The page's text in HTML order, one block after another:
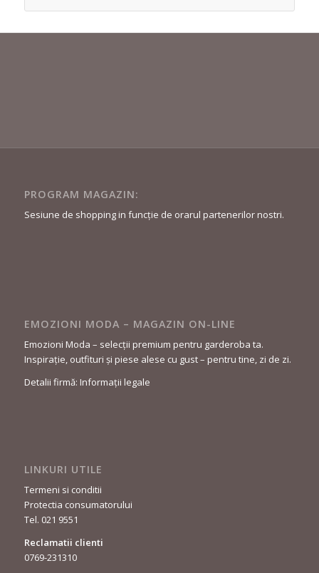
PROGRAM MAGAZIN:
Sesiune de shopping in funcție de orarul partenerilor nostri.
EMOZIONI MODA – MAGAZIN ON-LINE
Emozioni Moda – selecții premium pentru garderoba ta.
Inspirație, outfituri și piese alese cu gust – pentru tine, zi de zi.
Detalii firmă: Informații legale
LINKURI UTILE
Termeni si conditii
Protectia consumatorului
Tel. 021 9551
Reclamatii clienti
0769-231310